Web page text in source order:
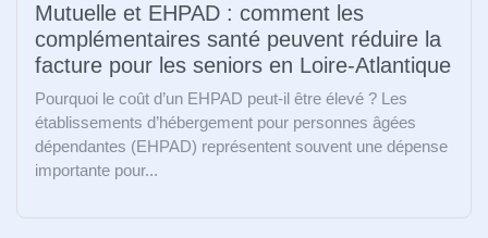
Mutuelle et EHPAD : comment les
complémentaires santé peuvent réduire la
facture pour les seniors en Loire-Atlantique
Pourquoi le coût d’un EHPAD peut-il être élevé ? Les
établissements d’hébergement pour personnes âgées
dépendantes (EHPAD) représentent souvent une dépense
importante pour...